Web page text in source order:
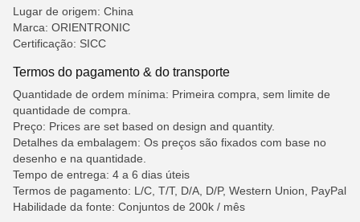
Lugar de origem: China
Marca: ORIENTRONIC
Certificação: SICC
Termos do pagamento & do transporte
Quantidade de ordem mínima: Primeira compra, sem limite de
quantidade de compra.
Preço: Prices are set based on design and quantity.
Detalhes da embalagem: Os preços são fixados com base no
desenho e na quantidade.
Tempo de entrega: 4 a 6 dias úteis
Termos de pagamento: L/C, T/T, D/A, D/P, Western Union, PayPal
Habilidade da fonte: Conjuntos de 200k / mês